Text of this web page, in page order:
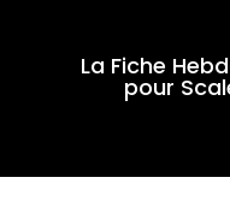
La Fiche
pour